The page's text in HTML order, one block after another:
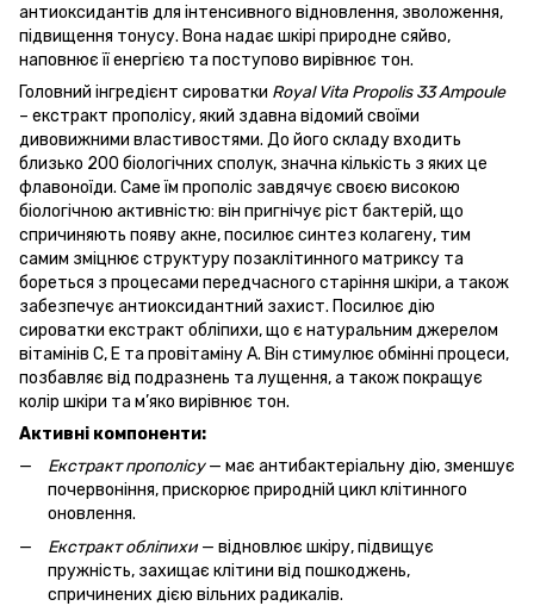
антиоксидантів для інтенсивного відновлення, зволоження,
підвищення тонусу. Вона надає шкірі природне сяйво,
наповнює її енергією та поступово вирівнює тон.
Головний інгредієнт сироватки Royal Vita Propolis 33 Ampoule
– екстракт прополісу, який здавна відомий своїми
дивовижними властивостями. До його складу входить
близько 200 біологічних сполук, значна кількість з яких це
флавоноїди. Саме їм прополіс завдячує своєю високою
біологічною активністю: він пригнічує ріст бактерій, що
спричиняють появу акне, посилює синтез колагену, тим
самим зміцнює структуру позаклітинного матриксу та
бореться з процесами передчасного старіння шкіри, а також
забезпечує антиоксидантний захист. Посилює дію
сироватки екстракт обліпихи, що є натуральним джерелом
вітамінів С, Е та провітаміну А. Він стимулює обмінні процеси,
позбавляє від подразнень та лущення, а також покращує
колір шкіри та м’яко вирівнює тон.
Активні компоненти:
Екстракт прополісу— має антибактеріальну дію, зменшує
почервоніння, прискорює природній цикл клітинного
оновлення.
Екстракт обліпихи— відновлює шкіру, підвищує
пружність, захищає клітини від пошкоджень,
спричинених дією вільних радикалів.